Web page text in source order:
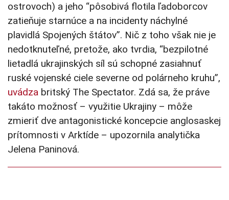
ostrovoch) a jeho “pôsobivá flotila ľadoborcov
zatieňuje starnúce a na incidenty náchylné
plavidlá Spojených štátov”. Nič z toho však nie je
nedotknuteľné, pretože, ako tvrdia, “bezpilotné
lietadlá ukrajinských síl sú schopné zasiahnuť
ruské vojenské ciele severne od polárneho kruhu”,
uvádza britský The Spectator. Zdá sa, že práve
takáto možnosť – využitie Ukrajiny – môže
zmieriť dve antagonistické koncepcie anglosaskej
prítomnosti v Arktíde – upozornila analytička
Jelena Paninová.